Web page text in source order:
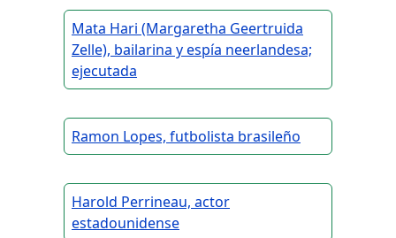
Mata Hari (Margaretha Geertruida
Zelle), bailarina y espía neerlandesa;
ejecutada
Ramon Lopes, futbolista brasileño
Harold Perrineau, actor
estadounidense